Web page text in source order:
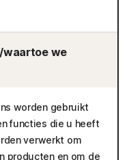
waartoe we
worden gebruikt
functies die u heeft
verwerkt om
producten en om de